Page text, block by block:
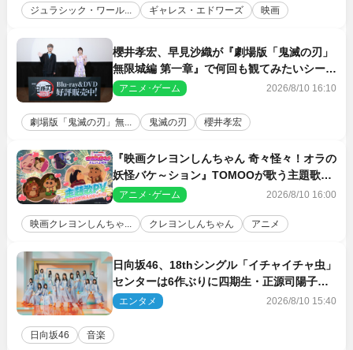
ジュラシック・ワール... ギャレス・エドワーズ 映画
櫻井孝宏、早見沙織が『劇場版「鬼滅の刃」
無限城編 第一章』で何回も観てみたいシーン
とは？ イベントレポート到着
アニメ･ゲーム 2026/8/10 16:10
劇場版「鬼滅の刃」無... 鬼滅の刃 櫻井孝宏
『映画クレヨンしんちゃん 奇々怪々！オラの
妖怪バケ～ション』TOMOOが歌う主題歌
「大人になったら」PV解禁
アニメ･ゲーム 2026/8/10 16:00
映画クレヨンしんちゃ... クレヨンしんちゃん アニメ
日向坂46、18thシングル「イチャイチャ虫」
センターは6作ぶりに四期生・正源司陽子
新ビジュアル解禁
エンタメ 2026/8/10 15:40
日向坂46 音楽